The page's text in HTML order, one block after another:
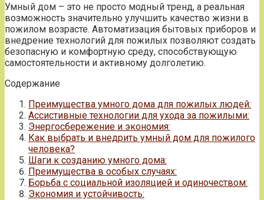
Умный дом – это не просто модный тренд, а реальная
возможность значительно улучшить качество жизни в
пожилом возрасте. Автоматизация бытовых приборов и
внедрение технологий для пожилых позволяют создать
безопасную и комфортную среду, способствующую
самостоятельности и активному долголетию.
Содержание
Преимущества умного дома для пожилых людей:
Ассистивные технологии для ухода за пожилыми:
Энергосбережение и экономия:
Как выбрать и внедрить умный дом для пожилого
человека?
Шаги к созданию умного дома:
Преимущества в особых случаях:
Борьба с социальной изоляцией и одиночеством:
Экономия и устойчивость: